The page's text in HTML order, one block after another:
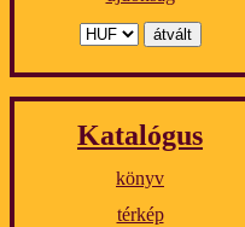
Katalógus
könyv
térkép